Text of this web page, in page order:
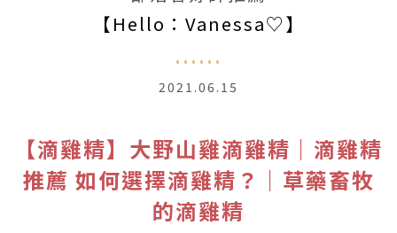
【Hello：Vanessa♡】
......
2021.06.15
【滴雞精】大野山雞滴雞精｜滴雞精
推薦 如何選擇滴雞精？｜草藥畜牧
的滴雞精